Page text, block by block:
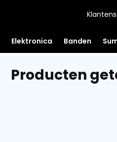
Elektronica Banden
Producten